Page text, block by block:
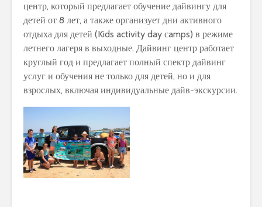
центр, который предлагает обучение дайвингу для
детей от 8 лет, а также организует дни активного
отдыха для детей (Kids activity day сamps) в режиме
летнего лагеря в выходные. Дайвинг центр работает
круглый год и предлагает полный спектр дайвинг
услуг и обучения не только для детей, но и для
взрослых, включая индивидуальные дайв-экскурсии.